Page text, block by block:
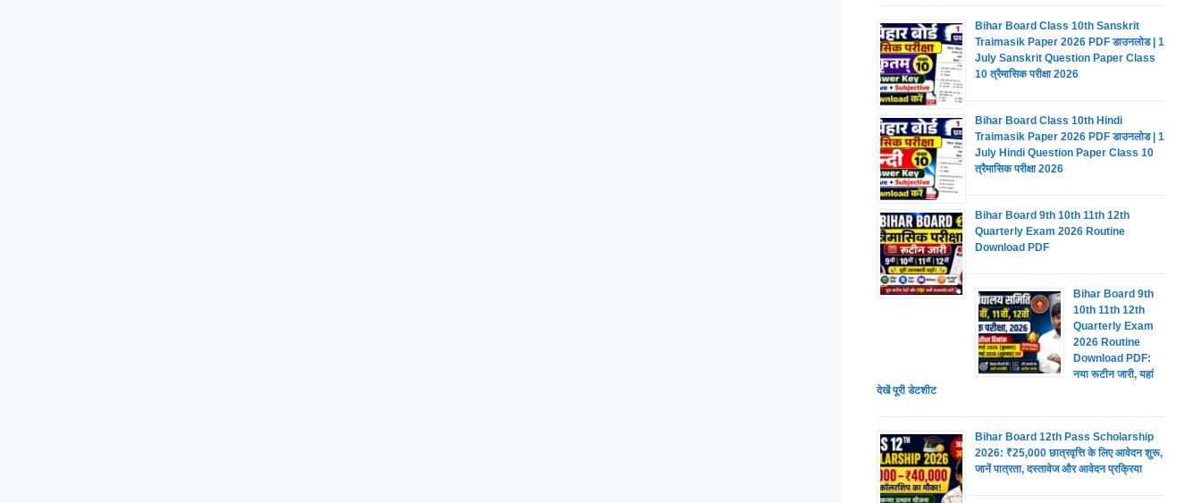
Bihar Board Class 10th Sanskrit
Traimasik Paper 2026 PDF डाउनलोड | 1
July Sanskrit Question Paper Class
10 त्रैमासिक परीक्षा 2026
Bihar Board Class 10th Hindi
Traimasik Paper 2026 PDF डाउनलोड | 1
July Hindi Question Paper Class 10
त्रैमासिक परीक्षा 2026
Bihar Board 9th 10th 11th 12th
Quarterly Exam 2026 Routine
Download PDF
Bihar Board 9th
10th 11th 12th
Quarterly Exam
2026 Routine
Download PDF:
नया रूटीन जारी, यहां
देखें पूरी डेटशीट
Bihar Board 12th Pass Scholarship
2026: ₹25,000 छात्रवृत्ति के लिए आवेदन शुरू,
जानें पात्रता, दस्तावेज और आवेदन प्रक्रिया